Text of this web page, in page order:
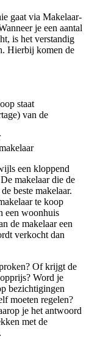
gaat via Makelaar-
je een aantal
is het verstandig
Hierbij komen de
staat
van de
een kloppend
makelaar die de
beste makelaar.
te koop
een woonhuis
de makelaar een
verkocht dan
Of krijgt de
Word je
bezichtigingen
moeten regelen?
je het antwoord
met de